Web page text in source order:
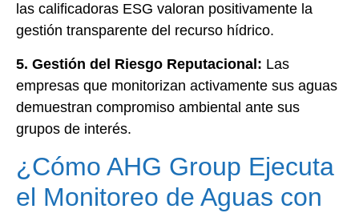
las calificadoras ESG valoran positivamente la
gestión transparente del recurso hídrico.
5. Gestión del Riesgo Reputacional: Las
empresas que monitorizan activamente sus aguas
demuestran compromiso ambiental ante sus
grupos de interés.
¿Cómo AHG Group Ejecuta
el Monitoreo de Aguas con